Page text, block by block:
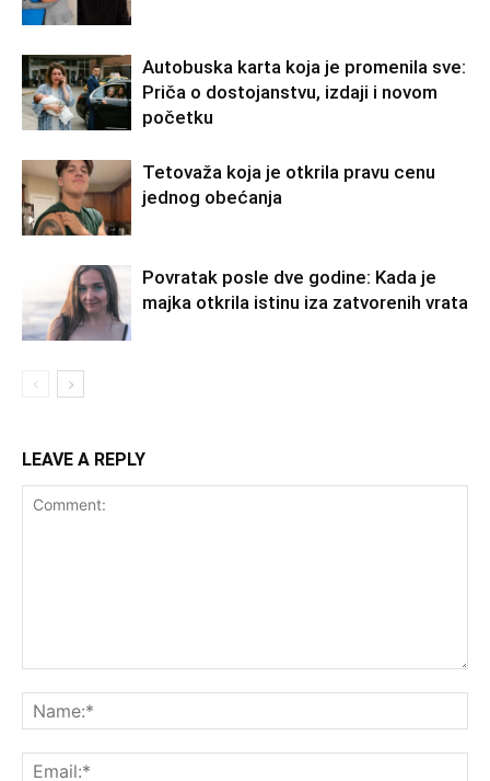
Autobuska karta koja je promenila sve:
Priča o dostojanstvu, izdaji i novom
početku
Tetovaža koja je otkrila pravu cenu
jednog obećanja
Povratak posle dve godine: Kada je
majka otkrila istinu iza zatvorenih vrata
LEAVE A REPLY